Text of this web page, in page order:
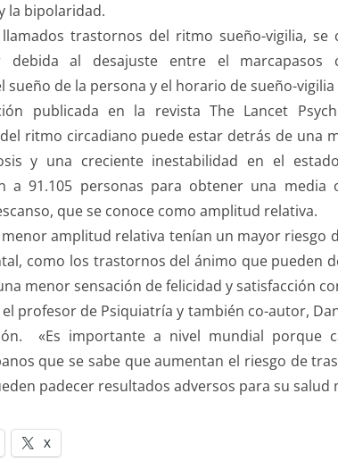
la bipolaridad.
trastornos del ritmo sueño-vigilia, se
debida al desajuste entre el
sueño de la persona y el horario de sueño-
publicada en la revista The Lancet
ritmo circadiano puede estar detrás de una
y una creciente inestabilidad en el
a 91.105 personas para obtener una
que se conoce como amplitud relativa.
amplitud relativa tenían un mayor riesgo
como los trastornos del ánimo que pueden
menor sensación de felicidad y satisfacción
profesor de Psiquiatría y también co-autor,
«Es importante a nivel mundial porque
que se sabe que aumentan el riesgo de
padecer resultados adversos para su salud
X